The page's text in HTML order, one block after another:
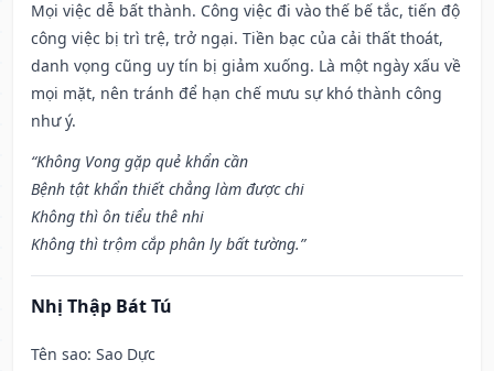
Mọi việc dễ bất thành. Công việc đi vào thế bế tắc, tiến độ
công việc bị trì trệ, trở ngại. Tiền bạc của cải thất thoát,
danh vọng cũng uy tín bị giảm xuống. Là một ngày xấu về
mọi mặt, nên tránh để hạn chế mưu sự khó thành công
như ý.
“Không Vong gặp quẻ khẩn cần
Bệnh tật khẩn thiết chẳng làm được chi
Không thì ôn tiểu thê nhi
Không thì trộm cắp phân ly bất tường.”
Nhị Thập Bát Tú
Tên sao: Sao Dực